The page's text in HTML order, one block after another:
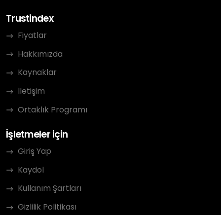
Trustindex
Fiyatlar
Hakkımızda
Kaynaklar
İletişim
Ortaklık Programı
İşletmeler için
Giriş Yap
Kaydol
Kullanım Şartları
Gizlilik Politikası